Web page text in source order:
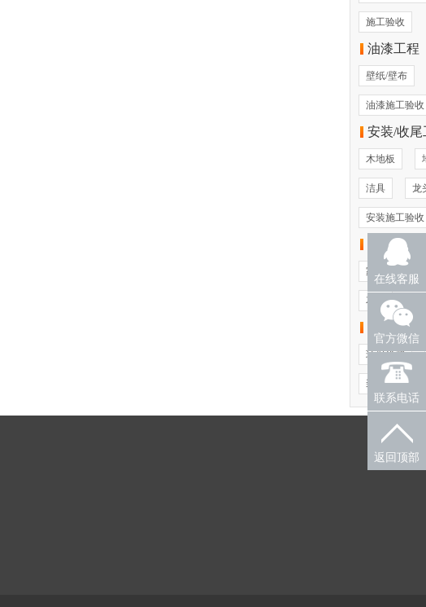
施工验收
油漆工程
壁纸/壁布
油漆施工验收
安装/收尾
木地板
洁具 龙
安装施工验收
软装进行
家具 布
花卉
即将入住
环保检测
装修风水
在线客服
官方微信
联系电话
返回顶部